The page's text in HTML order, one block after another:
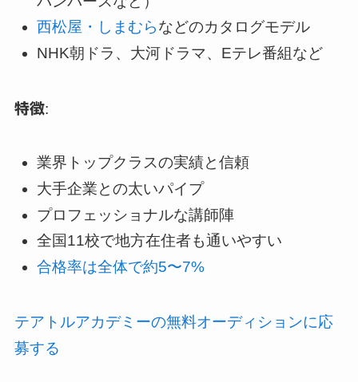
西松屋・しまむらなどのカタログモデル
NHK朝ドラ、大河ドラマ、Eテレ番組など
特徴:
業界トップクラスの実績と信頼
大手企業との太いパイプ
プロフェッショナルな講師陣
全国11校で地方在住者も通いやすい
合格率は全体で約5〜7%
テアトルアカデミーの無料オーディションに応
募する